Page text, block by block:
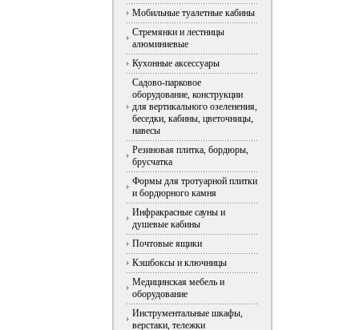
Мобильные туалетные кабины
Стремянки и лестницы
алюминиевые
Кухонные аксессуары
Садово-парковое
оборудование, конструкции
для вертикального озеленения,
беседки, кабины, цветочницы,
навесы
Резиновая плитка, бордюры,
брусчатка
Формы для тротуарной плитки
и бордюрного камня
Инфракрасные сауны и
душевые кабины
Почтовые ящики
Кэшбоксы и ключницы
Медицинская мебель и
оборудование
Инструментальные шкафы,
верстаки, тележки